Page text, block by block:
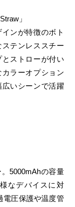
」
ンが特徴のボト
テンレススチー
ストローが付い
ラーオプション
いシーンで活躍
5000mAhの容量
なデバイスに対
電圧保護や温度管